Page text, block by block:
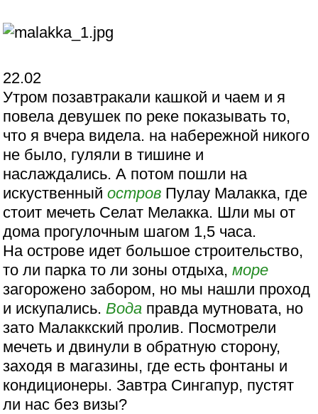
22.02
Утром позавтракали кашкой и чаем и я
повела девушек по реке показывать то,
что я вчера видела. на набережной никого
не было, гуляли в тишине и
наслаждались. А потом пошли на
искуственныйостров Пулау Малакка, где
стоит мечеть Селат Мелакка. Шли мы от
дома прогулочным шагом 1,5 часа.
На острове идет большое строительство,
то ли парка то ли зоны отдыха,море
загорожено забором, но мы нашли проход
и искупались. Вода правда мутновата, но
зато Малаккский пролив. Посмотрели
мечеть и двинули в обратную сторону,
заходя в магазины, где есть фонтаны и
кондиционеры. Завтра Сингапур, пустят
ли нас без визы?